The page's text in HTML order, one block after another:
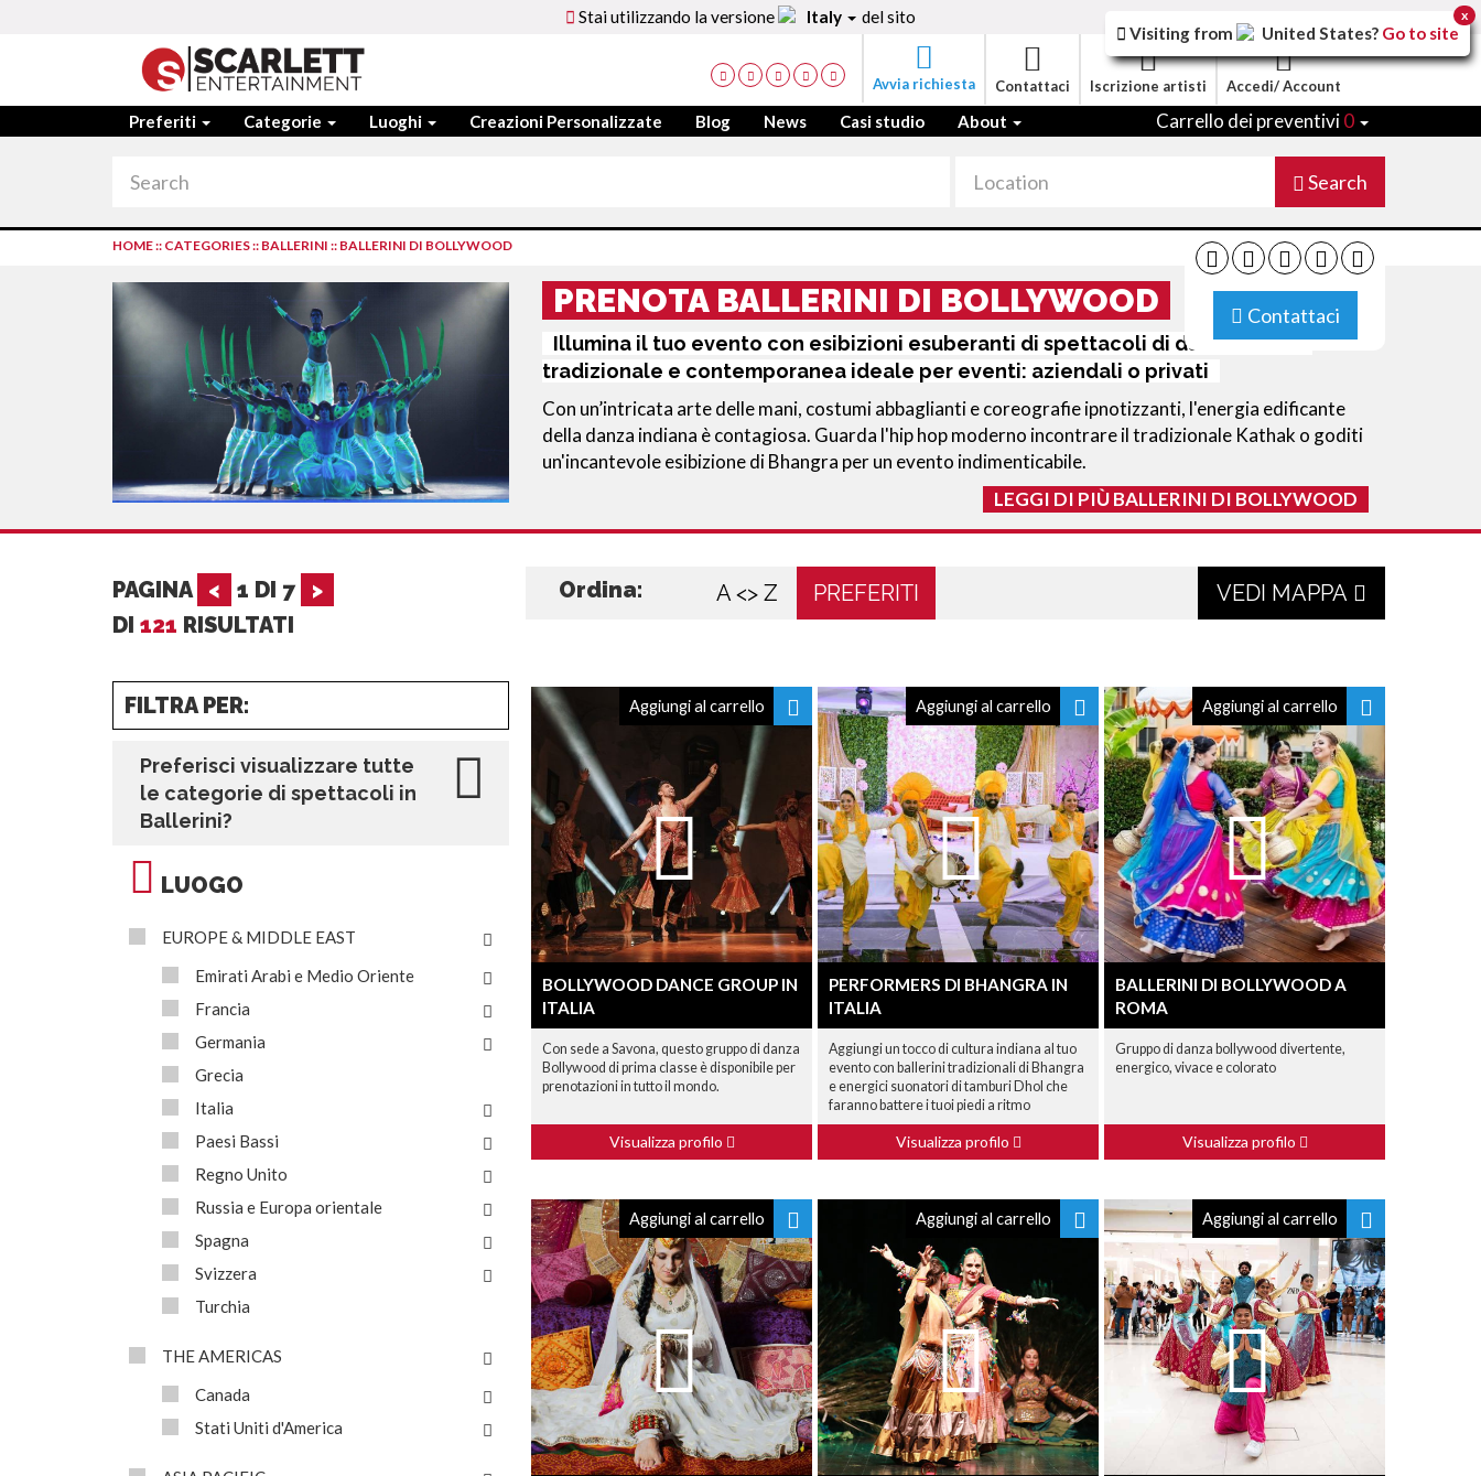
Stai utilizzando la versione Italy del sito
Avvia richiesta Contattaci Iscrizione artisti Accedi/ Account
Preferiti Categorie Luoghi Creazioni Personalizzate Blog News Casi studio About Carrello dei preventivi0
Search
Contattaci
HOME:: CATEGORIES:: BALLERINI :: BALLERINI DI BOLLYWOOD
PRENOTA BALLERINI DI BOLLYWOOD
Illumina il tuo evento con esibizioni esuberanti di spettacoli di danza indiana
tradizionale e contemporanea ideale per eventi: aziendali o privati
Con un’intricata arte delle mani, costumi abbaglianti e coreografie ipnotizzanti, l'energia edificante
della danza indiana è contagiosa. Guarda l'hip hop moderno incontrare il tradizionale Kathak o goditi
un'incantevole esibizione di Bhangra per un evento indimenticabile.
LEGGI DI PIÙ BALLERINI DI BOLLYWOOD
PAGINA < 1 DI 7
>
DI 121 RISULTATI
Ordina: A <> Z PREFERITI VEDI MAPPA
FILTRA PER:
Preferisci visualizzare tutte
le categorie di spettacoli in
Ballerini?
LUOGO
EUROPE & MIDDLE EAST
Emirati Arabi e Medio Oriente
Francia
Germania
Grecia
Italia
Paesi Bassi
Regno Unito
Russia e Europa orientale
Spagna
Svizzera
Turchia
THE AMERICAS
Canada
Stati Uniti d'America
Aggiungi al carrello
BOLLYWOOD DANCE GROUP IN
ITALIA
Con sede a Savona, questo gruppo di danza
Bollywood di prima classe è disponibile per
prenotazioni in tutto il mondo.
Visualizza profilo
Aggiungi al carrello
PERFORMERS DI BHANGRA IN
ITALIA
Aggiungi un tocco di cultura indiana al tuo
evento con ballerini tradizionali di Bhangra
e energici suonatori di tamburi Dhol che
faranno battere i tuoi piedi a ritmo
Visualizza profilo
Aggiungi al carrello
BALLERINI DI BOLLYWOOD A
ROMA
Gruppo di danza bollywood divertente,
energico, vivace e colorato
Visualizza profilo
Aggiungi al carrello Aggiungi al carrello Aggiungi al carrello
Visiting from United States? Go to site
x